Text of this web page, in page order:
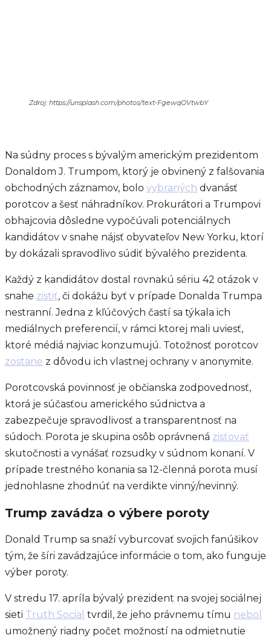
Zdroj: https://unsplash.com/photos/text-FgewqOVtwbY
Na súdny proces s bývalým americkým prezidentom
Donaldom J. Trumpom, ktorý je obvinený z falšovania
obchodných záznamov, bolo vybraných dvanásť
porotcov a šesť náhradníkov. Prokurátori a Trumpovi
obhajcovia dôsledne vypočúvali potenciálnych
kandidátov v snahe nájsť obyvateľov New Yorku, ktorí
by dokázali spravodlivo súdiť bývalého prezidenta.
Každý z kandidátov dostal rovnakú sériu 42 otázok v
snahe zistiť, či dokážu byť v prípade Donalda Trumpa
nestranní. Jedna z kľúčových častí sa týkala ich
mediálnych preferencií, v rámci ktorej mali uviesť,
ktoré médiá najviac konzumujú. Totožnosť porotcov
zostane z dôvodu ich vlastnej ochrany v anonymite.
Porotcovská povinnosť je občianska zodpovednosť,
ktorá je súčasťou amerického súdnictva a
zabezpečuje spravodlivosť a transparentnosť na
súdoch. Porota je skupina osôb oprávnená zisťovať
skutočnosti a vynášať rozsudky v súdnom konaní. V
prípade trestného konania sa 12-členná porota musí
jednohlasne zhodnúť na verdikte vinný/nevinný.
Trump zavádza o výbere poroty
Donald Trump sa snaží vyburcovať svojich fanúšikov
tým, že šíri zavádzajúce informácie o tom, ako funguje
výber poroty.
V stredu 17. apríla bývalý prezident na svojej sociálnej
sieti Truth Social tvrdil, že jeho právnemu tímu nebol
umožnený riadny počet možností na odmietnutie